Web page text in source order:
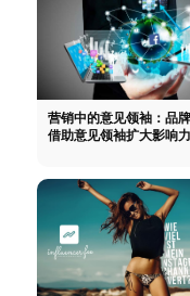
营销中的意见领袖：品
借助意见领袖扩大影响力